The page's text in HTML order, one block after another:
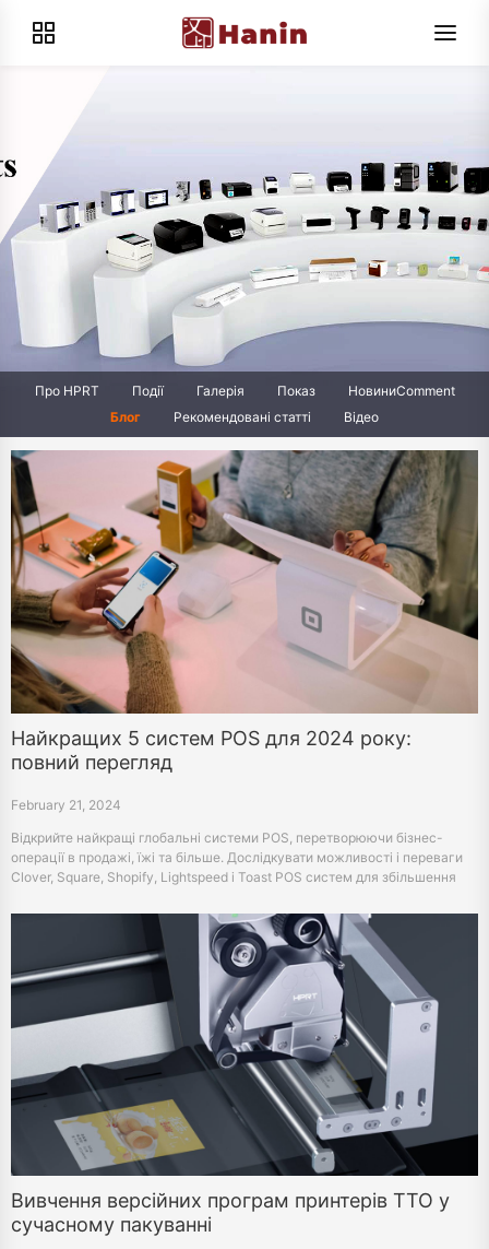
Про HPRT Події Галерія Показ
НовиниComment
Блог
Рекомендовані статті Відео
Найкращих 5 систем POS для 2024 року:
повний перегляд
February 21, 2024
Відкрийте найкращі глобальні системи POS, перетворюючи бізнес-
операції в продажі, їжі та більше. Дослідкувати можливості і переваги
Clover, Square, Shopify, Lightspeed і Toast POS систем для збільшення
Вивчення версійних програм принтерів TTO у
сучасному пакуванні